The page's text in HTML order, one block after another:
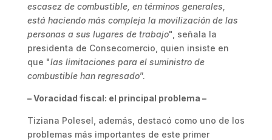
escasez de combustible, en términos generales,
está haciendo más compleja la movilización de las
personas a sus lugares de trabajo", señala la
presidenta de Consecomercio, quien insiste en
que "las limitaciones para el suministro de
combustible han regresado”.
– Voracidad fiscal: el principal problema –
Tiziana Polesel, además, destacó como uno de los
problemas más importantes de este primer